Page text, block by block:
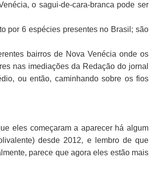
o sagui-de-cara-branca pode ser
por 6 espécies presentes no Brasil; são
bairros de Nova Venécia onde os
nas imediações da Redação do jornal
ou então, caminhando sobre os fios
eles começaram a aparecer há algum
desde 2012, e lembro de que
parece que agora eles estão mais